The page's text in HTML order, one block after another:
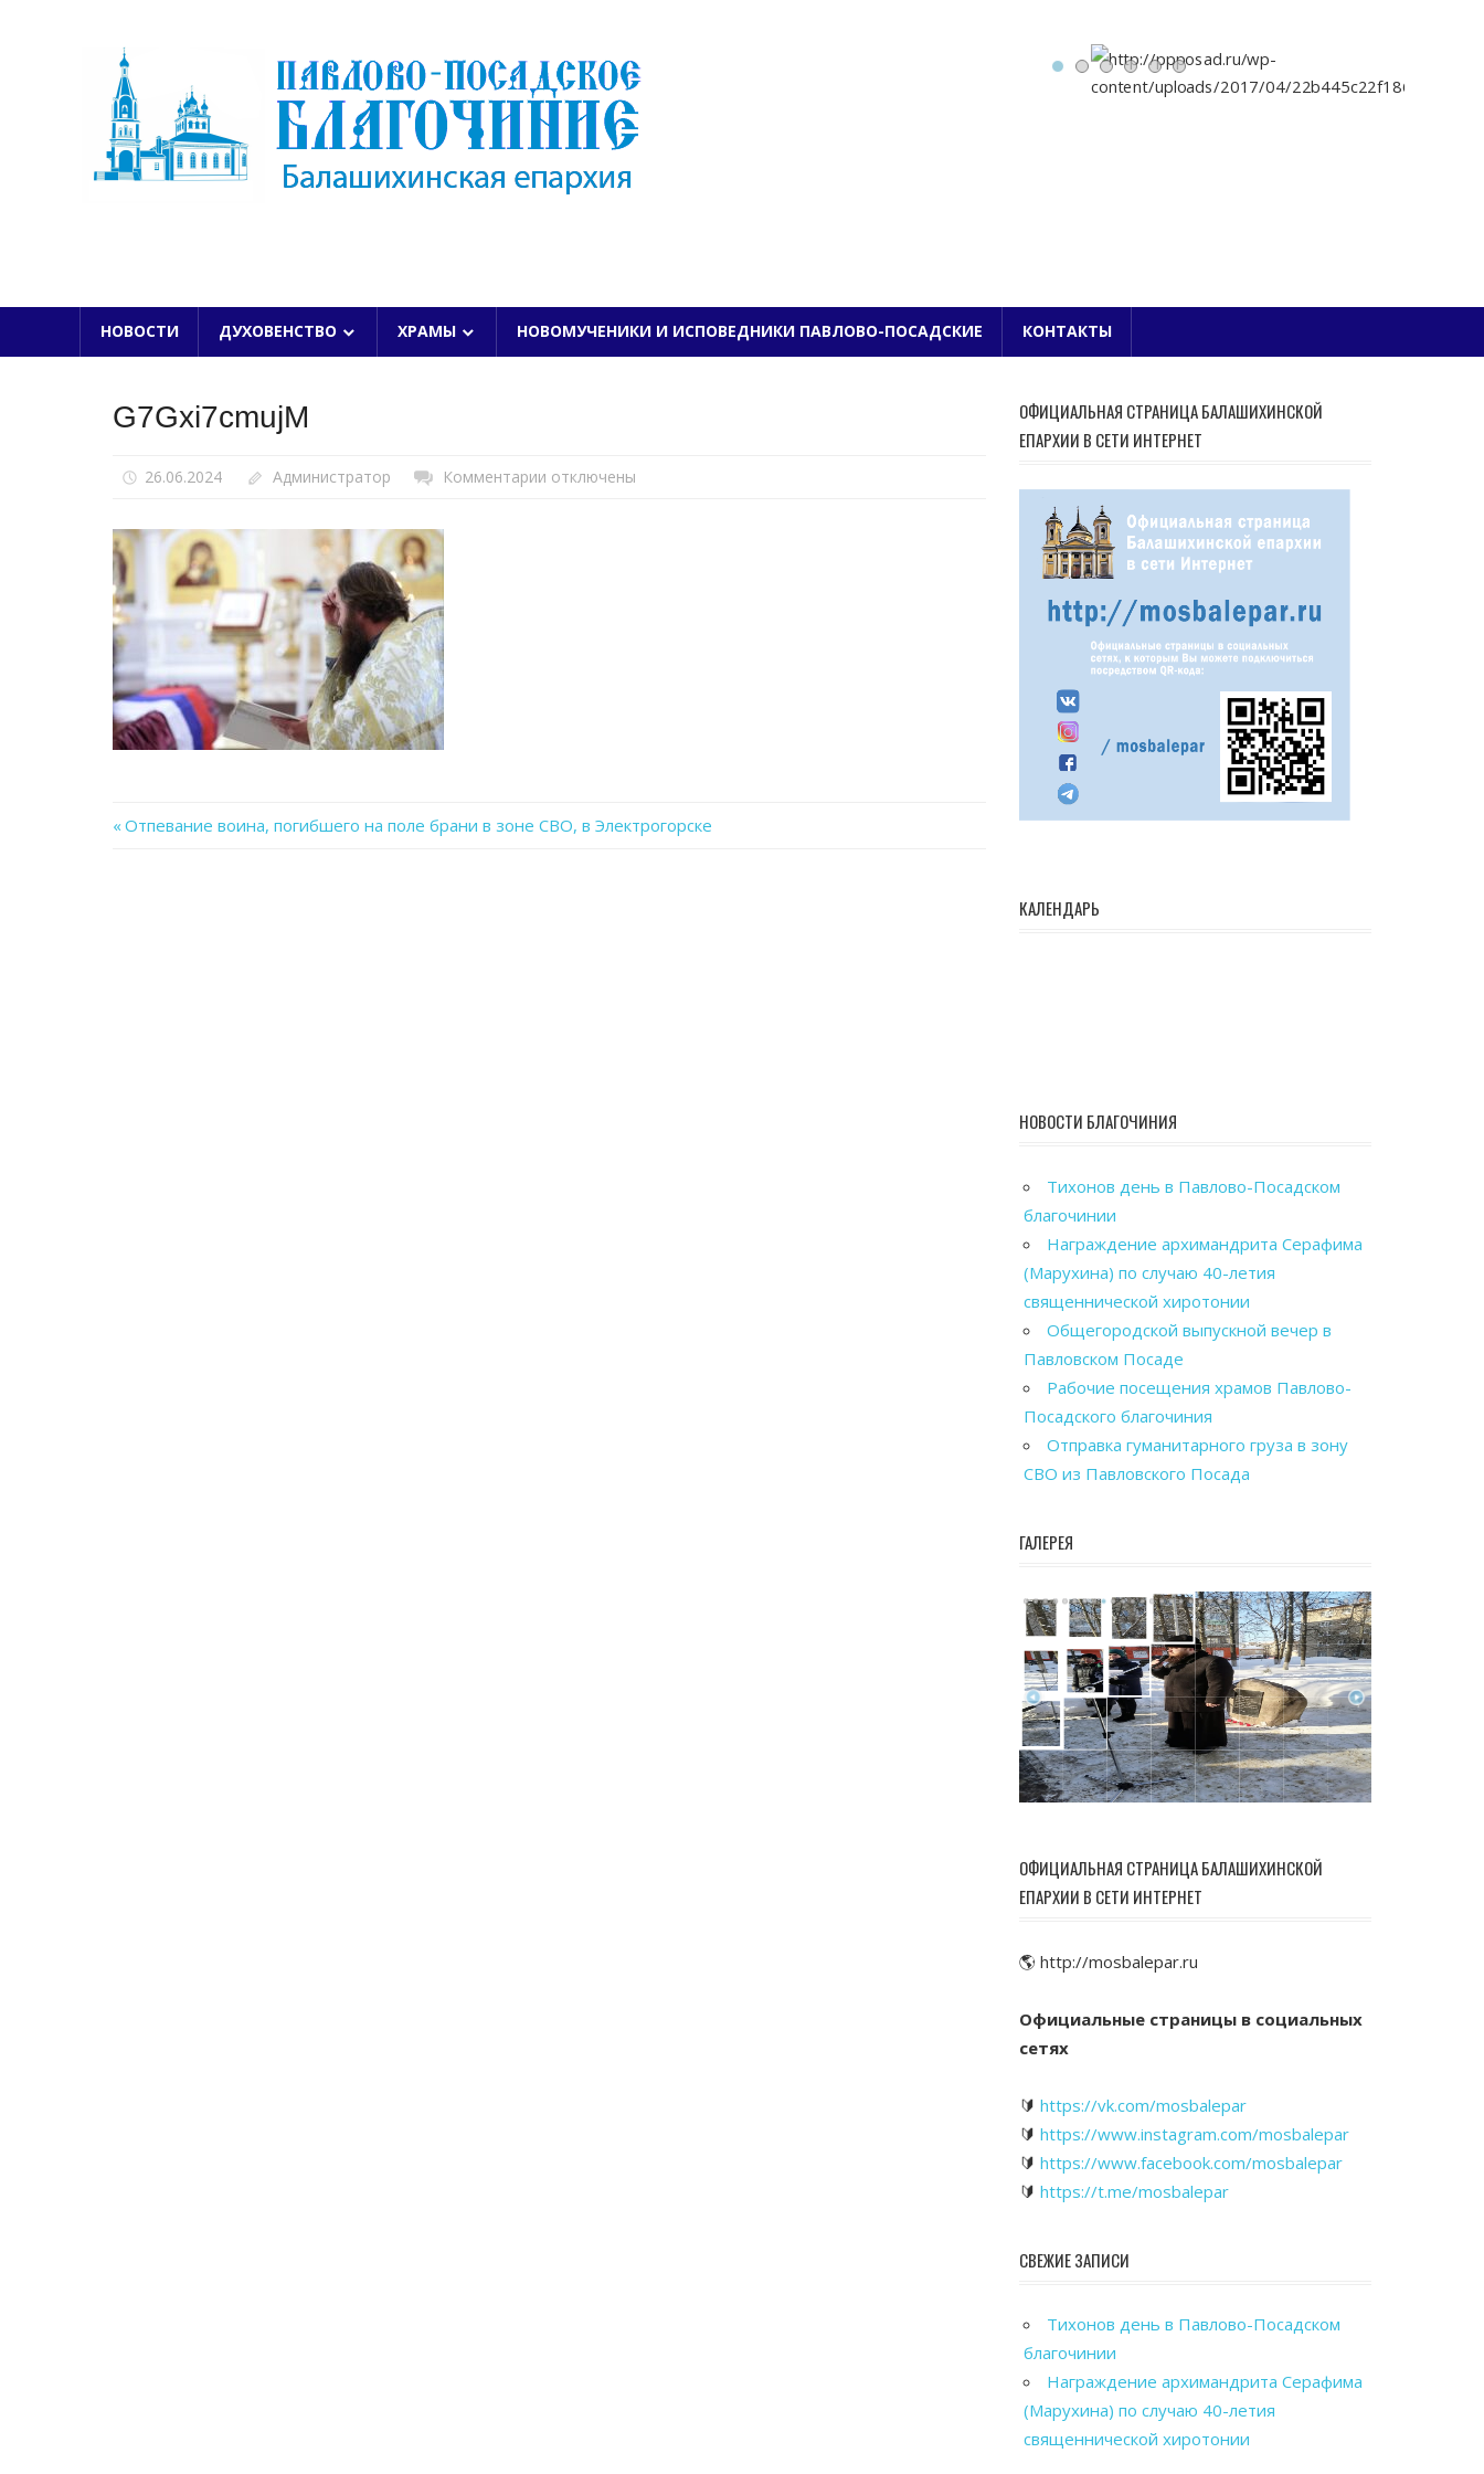
ПАВЛОВО-ПОСАДСКОЕ БЛАГОЧИНИЕ
НОВОСТИ ДУХОВЕНСТВО ХРАМЫ НОВОМУЧЕНИКИ И ИСПОВЕДНИКИ ПАВЛОВО-ПОСАДСКИЕ КОНТАКТЫ
G7Gxi7cmujM
26.06.2024 Администратор Комментарии котключены
Previous
Отпевание воина, погибшего на поле брани в зоне СВО, в Электрогорске
ОФИЦИАЛЬНАЯ СТРАНИЦА БАЛАШИХИНСКОЙ
ЕПАРХИИ В СЕТИ ИНТЕРНЕТ
КАЛЕНДАРЬ
НОВОСТИ БЛАГОЧИНИЯ
Тихонов день в Павлово-Посадском
благочинии
Награждение архимандрита Серафима
(Марухина) по случаю 40-летия
священнической хиротонии
Общегородской выпускной вечер в
Павловском Посаде
Рабочие посещения храмов Павлово-
Посадского благочиния
Отправка гуманитарного груза в зону
СВО из Павловского Посада
ГАЛЕРЕЯ
ОФИЦИАЛЬНАЯ СТРАНИЦА БАЛАШИХИНСКОЙ
ЕПАРХИИ В СЕТИ ИНТЕРНЕТ
🌎 http://mosbalepar.ru
Официальные страницы в социальных
сетях
🔰 https://vk.com/mosbalepar
🔰 https://www.instagram.com/mosbalepar
🔰 https://www.facebook.com/mosbalepar
🔰 https://t.me/mosbalepar
СВЕЖИЕ ЗАПИСИ
Тихонов день в Павлово-Посадском
благочинии
Награждение архимандрита Серафима
(Марухина) по случаю 40-летия
священнической хиротонии